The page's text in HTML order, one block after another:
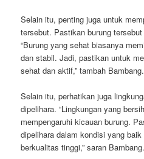
Selain itu, penting juga untuk
tersebut. Pastikan burung
“Burung yang sehat biasanya
dan stabil. Jadi, pastikan untuk
sehat dan aktif,” tambah Bambang.
Selain itu, perhatikan juga
dipelihara. “Lingkungan yang
mempengaruhi kicauan burung.
dipelihara dalam kondisi yang
berkualitas tinggi,” saran Bambang.